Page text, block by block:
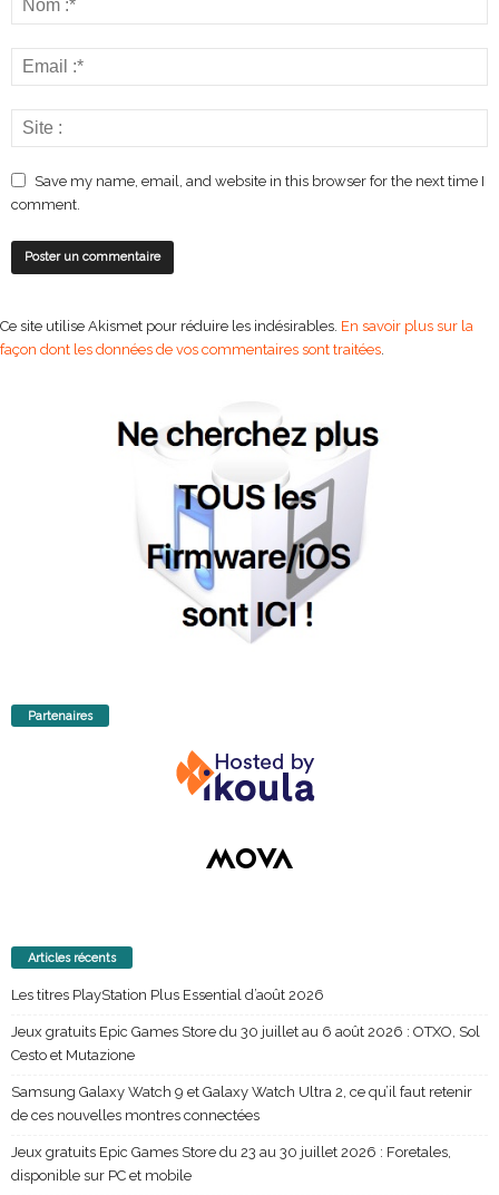
Save my name, email, and website in this browser for the next time I
comment.
Ce site utilise Akismet pour réduire les indésirables. En savoir plus sur la
façon dont les données de vos commentaires sont traitées.
Partenaires
Articles récents
Les titres PlayStation Plus Essential d’août 2026
Jeux gratuits Epic Games Store du 30 juillet au 6 août 2026 : OTXO, Sol
Cesto et Mutazione
Samsung Galaxy Watch 9 et Galaxy Watch Ultra 2, ce qu’il faut retenir
de ces nouvelles montres connectées
Jeux gratuits Epic Games Store du 23 au 30 juillet 2026 : Foretales,
disponible sur PC et mobile